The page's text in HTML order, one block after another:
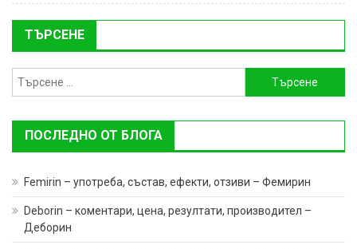
ТЪРСЕНЕ
Търсене
за:
ПОСЛЕДНО ОТ БЛОГА
Femirin – употреба, състав, ефекти, отзиви – Фемирин
Deborin – коментари, цена, резултати, производител –
Деборин